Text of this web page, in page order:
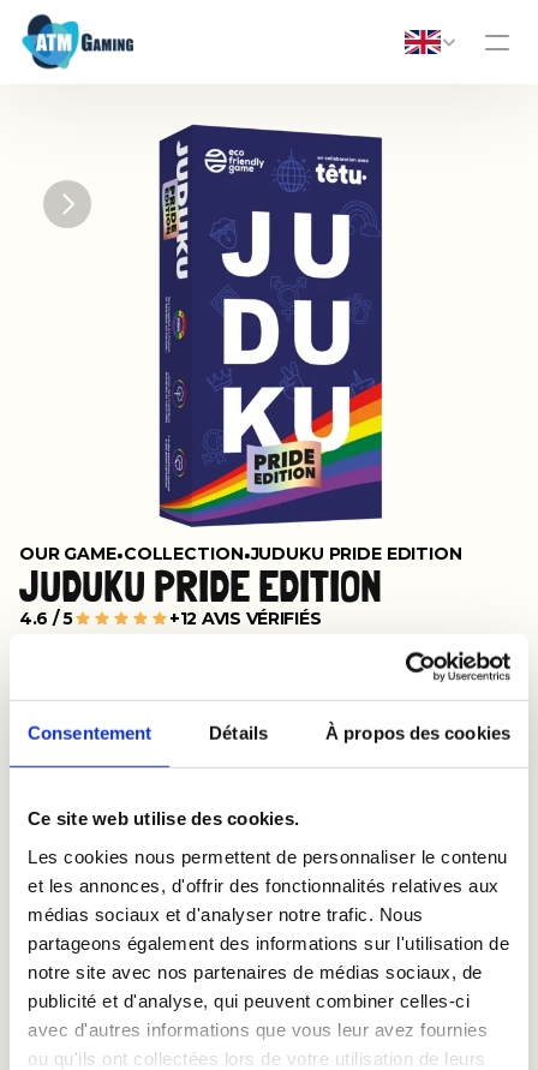
Consentement Détails À propos des cookies
Ce site web utilise des cookies.
Les cookies nous permettent de personnaliser le contenu
et les annonces, d'offrir des fonctionnalités relatives aux
médias sociaux et d'analyser notre trafic. Nous
partageons également des informations sur l'utilisation de
notre site avec nos partenaires de médias sociaux, de
publicité et d'analyse, qui peuvent combiner celles-ci
avec d'autres informations que vous leur avez fournies
ou qu'ils ont collectées lors de votre utilisation de leurs
JUDUKU PRIDE EDITION
4.6 / 5 +12 AVIS VÉRIFIÉS
OUR GAME•COLLECTION•JUDUKU PRIDE EDITION
16 ans et +
BUY ON AMAZON
In stock — Fast shipping